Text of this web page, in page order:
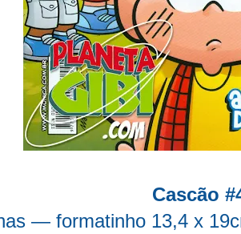
Cascão
— formatinho 13,4 x